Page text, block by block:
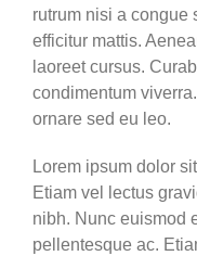
rutrum nisi a congue
efficitur mattis.
laoreet cursus.
condimentum
ornare sed eu leo.
Lorem ipsum dolor
Etiam vel lectus
nibh. Nunc euismod
pellentesque ac.